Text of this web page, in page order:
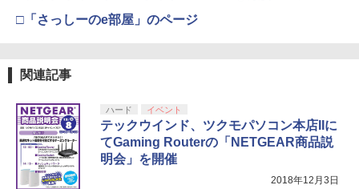
□「さっしーのe部屋」のページ
関連記事
ハード イベント
テックウインド、ツクモパソコン本店IIに
てGaming Routerの「NETGEAR商品説
明会」を開催
2018年12月3日